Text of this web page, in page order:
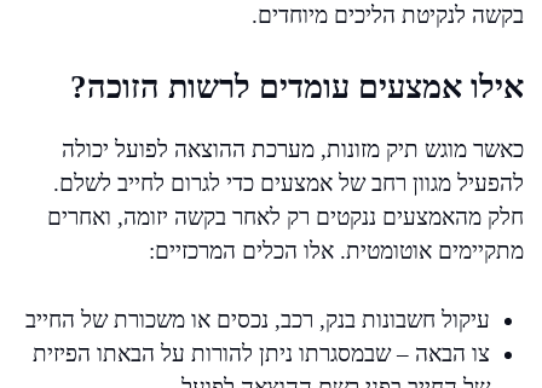
בקשה לנקיטת הליכים מיוחדים.
אילו אמצעים עומדים לרשות הזוכה?
כאשר מוגש תיק מזונות, מערכת ההוצאה לפועל יכולה
להפעיל מגוון רחב של אמצעים כדי לגרום לחייב לשלם.
חלק מהאמצעים ננקטים רק לאחר בקשה יזומה, ואחרים
מתקיימים אוטומטית. אלו הכלים המרכזיים:
עיקול חשבונות בנק, רכב, נכסים או משכורת של החייב
צו הבאה – שבמסגרתו ניתן להורות על הבאתו הפיזית